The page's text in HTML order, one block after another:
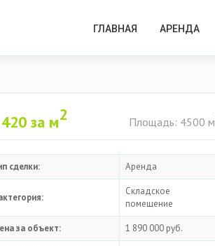
ГЛАВНАЯ АРЕНДА
за м2 Площадь: 4500 м
сделки: Аренда
Складское
помещение
за объект: 1 890 000 руб.